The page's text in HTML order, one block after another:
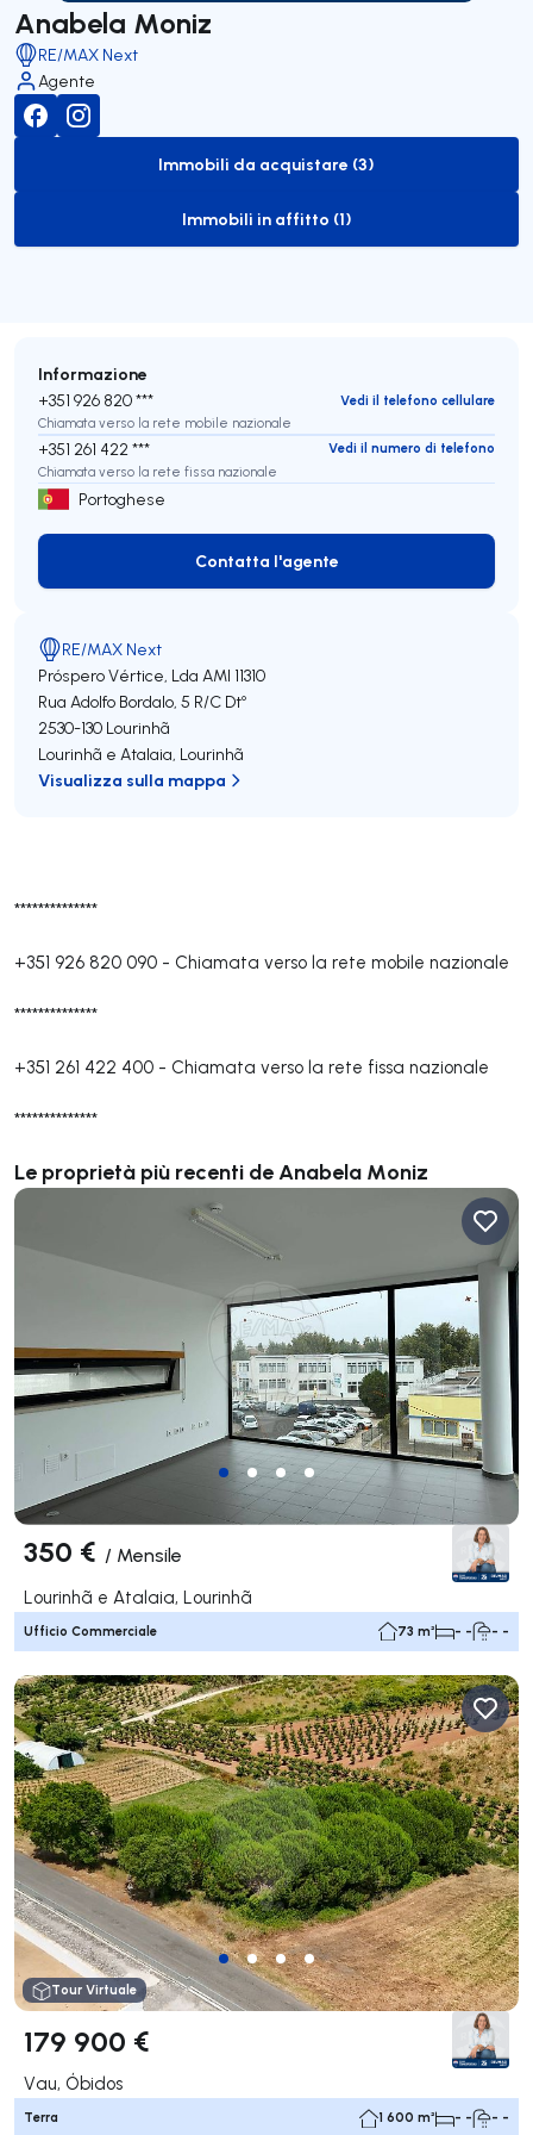
Anabela Moniz
RE/MAX Next
Agente
to-buy-listing
Immobili da acquistare (3)
to-rent-listing
Immobili in affitto (1)
**************
+351 926 820 090 - Chiamata verso la rete mobile nazionale
**************
+351 261 422 400 - Chiamata verso la rete fissa nazionale
**************
Le proprietà più recenti de Anabela Moniz
350 € / Mensile
Lourinhã e Atalaia, Lourinhã
Ufficio Commerciale 73 m² - - - -
Tour Virtuale
179 900 €
Vau, Óbidos
Terra 1 600 m² - - - -
Informazione
+351 926 820 ***
Vedi il telefono cellulare
Chiamata verso la rete mobile nazionale
+351 261 422 ***
Vedi il numero di telefono
Chiamata verso la rete fissa nazionale
Portoghese
Contatta l'agente
Contatta l'agente
RE/MAX Next
Próspero Vértice, Lda AMI 11310
Rua Adolfo Bordalo, 5 R/C Dtº
2530-130 Lourinhã
Lourinhã e Atalaia, Lourinhã
Visualizza sulla mappa